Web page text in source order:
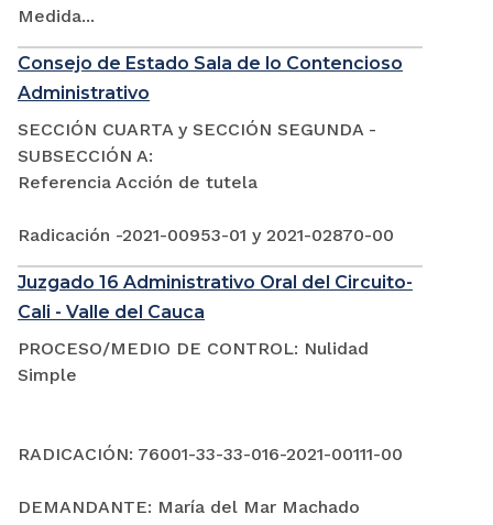
Medida...
Consejo de Estado Sala de lo Contencioso
Administrativo
SECCIÓN CUARTA y SECCIÓN SEGUNDA -
SUBSECCIÓN A:
Referencia Acción de tutela
Radicación -2021-00953-01 y 2021-02870-00
Juzgado 16 Administrativo Oral del Circuito-
Cali - Valle del Cauca
PROCESO/MEDIO DE CONTROL: Nulidad
Simple
RADICACIÓN: 76001-33-33-016-2021-00111-00
DEMANDANTE: María del Mar Machado